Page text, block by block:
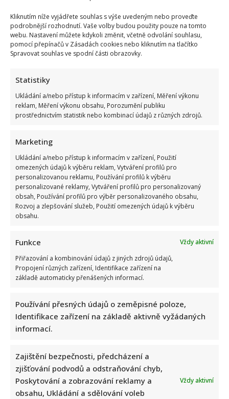
Kliknutím níže vyjádřete souhlas s výše uvedeným nebo proveďte
podrobnější rozhodnutí. Vaše volby budou použity pouze na tomto
webu. Nastavení můžete kdykoli změnit, včetně odvolání souhlasu,
pomocí přepínačů v Zásadách cookies nebo kliknutím na tlačítko
Spravovat souhlas ve spodní části obrazovky.
Statistiky
Ukládání a/nebo přístup k informacím v zařízení, Měření výkonu
reklam, Měření výkonu obsahu, Porozumění publiku
prostřednictvím statistik nebo kombinací údajů z různých zdrojů.
Marketing
Ukládání a/nebo přístup k informacím v zařízení, Použití
omezených údajů k výběru reklam, Vytváření profilů pro
personalizovanou reklamu, Používání profilů k výběru
personalizované reklamy, Vytváření profilů pro personalizovaný
obsah, Používání profilů pro výběr personalizovaného obsahu,
Rozvoj a zlepšování služeb, Použití omezených údajů k výběru
obsahu.
Funkce
Vždy aktivní
Přiřazování a kombinování údajů z jiných zdrojů údajů,
Propojení různých zařízení, Identifikace zařízení na
základě automaticky přenášených informací.
Používání přesných údajů o zeměpisné poloze,
Identifikace zařízení na základě aktivně vyžádaných
informací.
Zajištění bezpečnosti, předcházení a
zjišťování podvodů a odstraňování chyb,
Poskytování a zobrazování reklamy a
obsahu, Ukládání a sdělování voleb
Vždy aktivní